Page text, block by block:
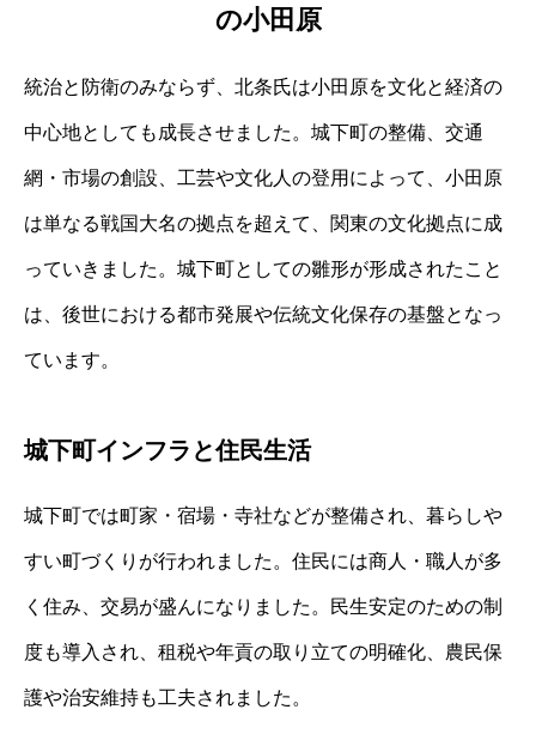
の小田原
統治と防衛のみならず、北条氏は小田原を文化と経済の
中心地としても成長させました。城下町の整備、交通
網・市場の創設、工芸や文化人の登用によって、小田原
は単なる戦国大名の拠点を超えて、関東の文化拠点に成
っていきました。城下町としての雛形が形成されたこと
は、後世における都市発展や伝統文化保存の基盤となっ
ています。
城下町インフラと住民生活
城下町では町家・宿場・寺社などが整備され、暮らしや
すい町づくりが行われました。住民には商人・職人が多
く住み、交易が盛んになりました。民生安定のための制
度も導入され、租税や年貢の取り立ての明確化、農民保
護や治安維持も工夫されました。